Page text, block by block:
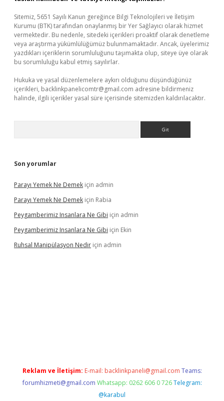
Sitemiz, 5651 Sayılı Kanun gereğince Bilgi Teknolojileri ve İletişim
Kurumu (BTK) tarafından onaylanmış bir Yer Sağlayıcı olarak hizmet
vermektedir. Bu nedenle, sitedeki içerikleri proaktif olarak denetleme
veya araştırma yükümlülüğümüz bulunmamaktadır. Ancak, üyelerimiz
yazdıkları içeriklerin sorumluluğunu taşımakta olup, siteye üye olarak
bu sorumluluğu kabul etmiş sayılırlar.
Hukuka ve yasal düzenlemelere aykırı olduğunu düşündüğünüz
içerikleri, backlinkpanelicomtr@gmail.com adresine bildirmeniz
halinde, ilgili içerikler yasal süre içerisinde sitemizden kaldırılacaktır.
Son yorumlar
Parayı Yemek Ne Demek için admin
Parayı Yemek Ne Demek için Rabia
Peygamberimiz Insanlara Ne Gibi için admin
Peygamberimiz Insanlara Ne Gibi için Ekin
Ruhsal Manipülasyon Nedir için admin
Reklam ve İletişim: E-mail: backlinkpaneli@gmail.com Teams:
forumhizmeti@gmail.com Whatsapp: 0262 606 0 726 Telegram:
@karabul